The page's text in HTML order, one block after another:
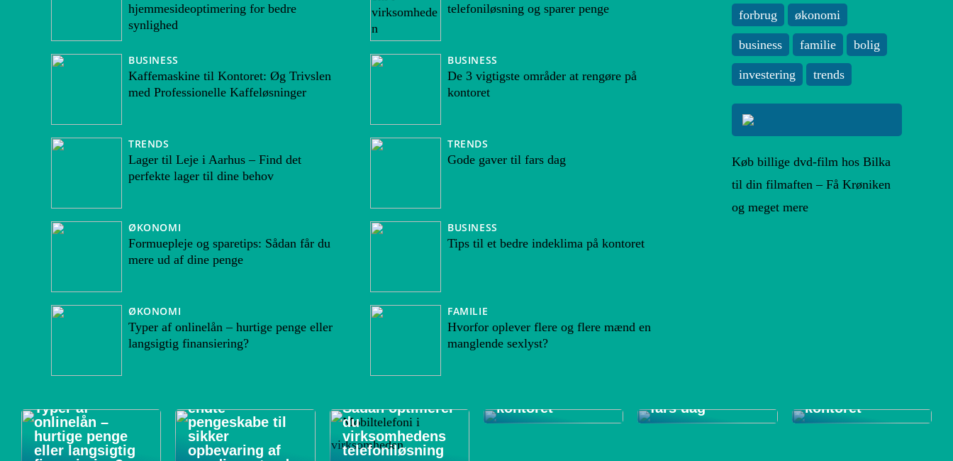
hjemmesideoptimering for bedre
synlighed
BUSINESS
Kaffemaskine til Kontoret: Øg Trivslen
med Professionelle Kaffeløsninger
TRENDS
Lager til Leje i Aarhus – Find det
perfekte lager til dine behov
ØKONOMI
Formuepleje og sparetips: Sådan får du
mere ud af dine penge
ØKONOMI
Typer af onlinelån – hurtige penge eller
langsigtig finansiering?
telefoniløsning og sparer penge
BUSINESS
De 3 vigtigste områder at rengøre på
kontoret
TRENDS
Gode gaver til fars dag
BUSINESS
Tips til et bedre indeklima på kontoret
FAMILIE
Hvorfor oplever flere og flere mænd en
manglende sexlyst?
forbrug økonomi
business familie bolig
investering trends
Køb billige dvd-film hos Bilka
til din filmaften – Få Krøniken
og meget mere
Typer af
onlinelån –
hurtige penge
eller langsigtig
endte
pengeskabe til
sikker
opbevaring af
Sådan optimerer
du
virksomhedens
telefoniløsning
kontoret
fars dag
kontoret